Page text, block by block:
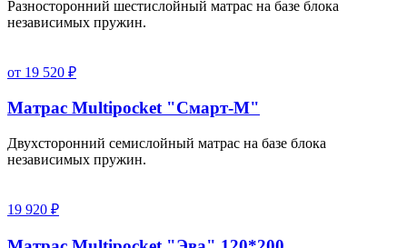
Разносторонний шестислойный матрас на базе блока
независимых пружин.
от 19 520 ₽
Матрас Multipocket "Смарт-M"
Двухсторонний семислойный матрас на базе блока
независимых пружин.
19 920 ₽